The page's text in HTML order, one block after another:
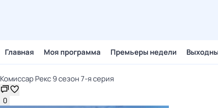
Главная Моя программа Премьеры недели
Комиссар Рекс 9 сезон 7-я серия
0